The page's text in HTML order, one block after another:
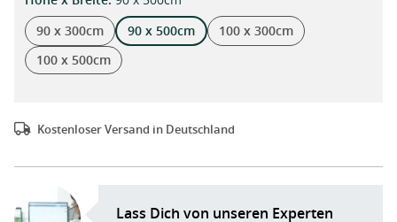
90 x 300cm
90 x 500cm
100 x 300cm
100 x 500cm
Kostenloser Versand in Deutschland
Lass Dich von unseren Experten